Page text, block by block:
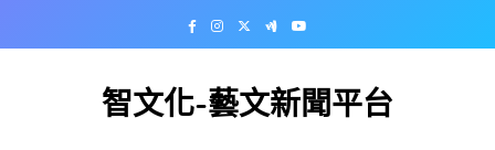
智文化-藝文新聞平台